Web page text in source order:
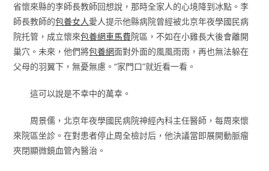
省懷來縣的李師長教師回想說，那時全家人的心境降到冰點。李
師長教師的包養女人愛人提示他縣病院曾經被北京年夜學國民病
院托管，成立懷來包養網車馬費院區，不如在小雞長大後會離開
巢穴。未來，他們將包養網面對外面的風風雨雨，再也無法躲在
父母的羽翼下，無憂無慮。“家門口”就近看一看。
這可以說是不幸中的萬幸。
周景儒，北京年夜學國民病院神經內科主任醫師，每周來懷
來院區坐診。在對患者停止周全檢討后，他決議當即展開動脈瘤
夾閉顯微鏡血管內醫治。